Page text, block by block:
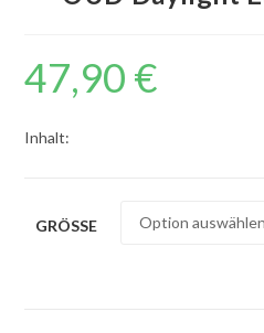
47,90 €
Inhalt:
GRÖSSE